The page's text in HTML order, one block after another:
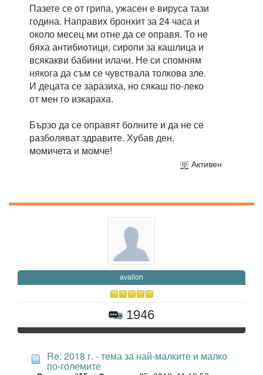
Пазете се от грипа, ужасен е вируса тази
година. Направих бронхит за 24 часа и
около месец ми отне да се оправя. То не
бяха антибиотици, сиропи за кашлица и
всякакви бабини илачи. Не си спомням
някога да съм се чувствала толкова зле.
И децата се заразиха, но сякаш по-леко
от мен го изкараха.
Бързо да се оправят болните и да не се
разболяват здравите. Хубав ден,
момичета и момче!
Активен
avallon
1946
Re: 2018 г. - тема за най-малките и малко
по-големите